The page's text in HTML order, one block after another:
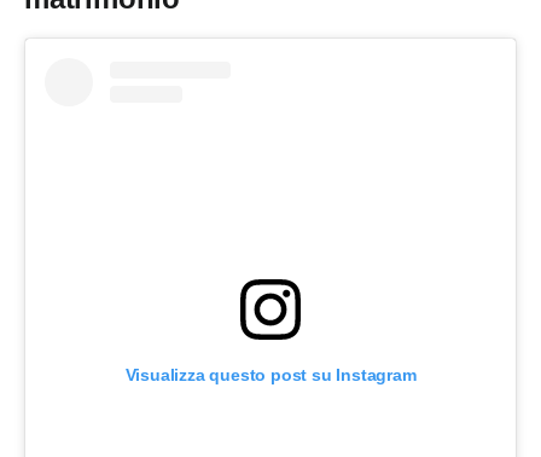
Visualizza questo post su Instagram